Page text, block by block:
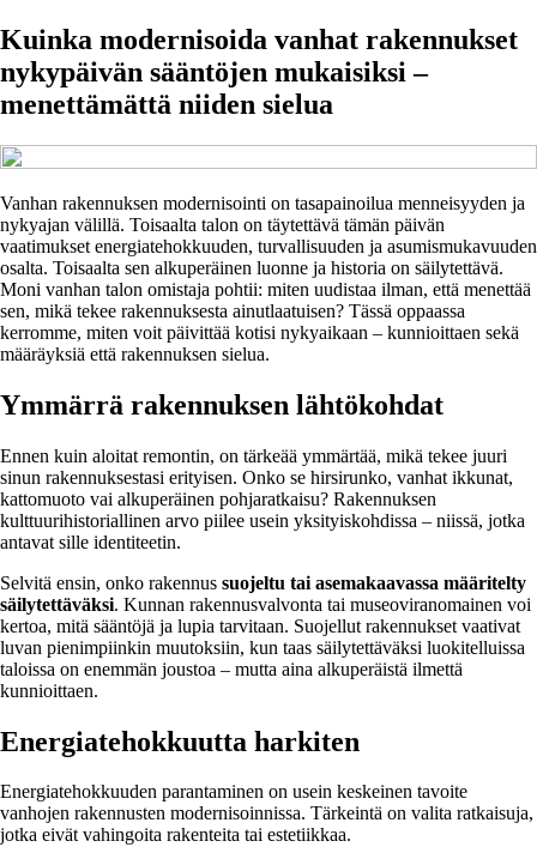
Kuinka modernisoida vanhat rakennukset
nykypäivän sääntöjen mukaisiksi –
menettämättä niiden sielua
Vanhan rakennuksen modernisointi on tasapainoilua menneisyyden ja
nykyajan välillä. Toisaalta talon on täytettävä tämän päivän
vaatimukset energiatehokkuuden, turvallisuuden ja asumismukavuuden
osalta. Toisaalta sen alkuperäinen luonne ja historia on säilytettävä.
Moni vanhan talon omistaja pohtii: miten uudistaa ilman, että menettää
sen, mikä tekee rakennuksesta ainutlaatuisen? Tässä oppaassa
kerromme, miten voit päivittää kotisi nykyaikaan – kunnioittaen sekä
määräyksiä että rakennuksen sielua.
Ymmärrä rakennuksen lähtökohdat
Ennen kuin aloitat remontin, on tärkeää ymmärtää, mikä tekee juuri
sinun rakennuksestasi erityisen. Onko se hirsirunko, vanhat ikkunat,
kattomuoto vai alkuperäinen pohjaratkaisu? Rakennuksen
kulttuurihistoriallinen arvo piilee usein yksityiskohdissa – niissä, jotka
antavat sille identiteetin.
Selvitä ensin, onko rakennus suojeltu tai asemakaavassa määritelty
säilytettäväksi. Kunnan rakennusvalvonta tai museoviranomainen voi
kertoa, mitä sääntöjä ja lupia tarvitaan. Suojellut rakennukset vaativat
luvan pienimpiinkin muutoksiin, kun taas säilytettäväksi luokitelluissa
taloissa on enemmän joustoa – mutta aina alkuperäistä ilmettä
kunnioittaen.
Energiatehokkuutta harkiten
Energiatehokkuuden parantaminen on usein keskeinen tavoite
vanhojen rakennusten modernisoinnissa. Tärkeintä on valita ratkaisuja,
jotka eivät vahingoita rakenteita tai estetiikkaa.